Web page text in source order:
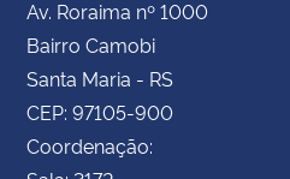
Av. Roraima nº 1000
Bairro Camobi
Santa Maria - RS
CEP: 97105-900
Coordenação: